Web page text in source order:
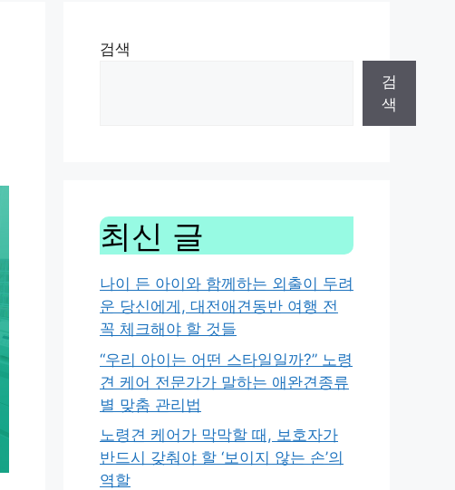
검색
검
색
최신 글
나이 든 아이와 함께하는 외출이 두려
운 당신에게, 대전애견동반 여행 전
꼭 체크해야 할 것들
“우리 아이는 어떤 스타일일까?” 노령
견 케어 전문가가 말하는 애완견종류
별 맞춤 관리법
노령견 케어가 막막할 때, 보호자가
반드시 갖춰야 할 ‘보이지 않는 손’의
역할